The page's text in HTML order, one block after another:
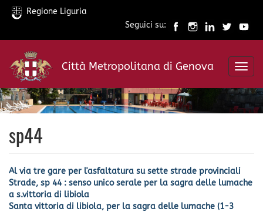
Salta
contenuto
principale
Regione Liguria
Seguici su:
Città Metropolitana di Genova
sp44
Al via tre gare per l'asfaltatura su sette strade provinciali
Strade, sp 44 : senso unico serale per la sagra delle lumache
a s.vittoria di libiola
Santa vittoria di libiola, per la sagra delle lumache (1-3